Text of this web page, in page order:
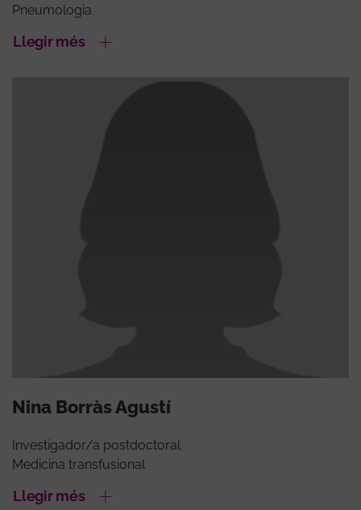
Pneumologia
Llegir més
Nina Borràs Agustí
Investigador/a postdoctoral
Medicina transfusional
Llegir més